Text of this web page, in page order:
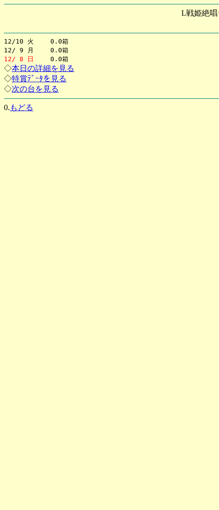
L戦姫絶
12/10 火 0.0箱
12/ 9 月 0.0箱
12/ 8 日
0.0箱
◇本日の詳細を見る
◇特賞ﾃﾞｰﾀを見る
◇次の台を見る
0. もどる